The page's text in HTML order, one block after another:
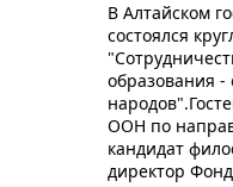
​В Алтайском
состоялся
образования
ООН по
кандидат
директор